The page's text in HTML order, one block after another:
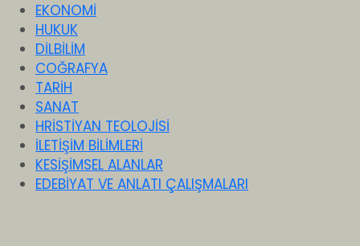
EKONOMİ
HUKUK
DİLBİLİM
COĞRAFYA
TARİH
SANAT
HRİSTİYAN TEOLOJİSİ
İLETİŞİM BİLİMLERİ
KESİŞİMSEL ALANLAR
EDEBİYAT VE ANLATI ÇALIŞMALARI